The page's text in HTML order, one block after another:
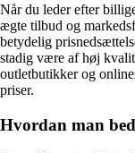
Når du leder efter
ægte tilbud og
betydelig
stadig være af høj
outletbutikker og
priser.
Hvordan man